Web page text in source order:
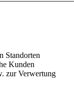
Standorten
Kunden
zur Verwertung